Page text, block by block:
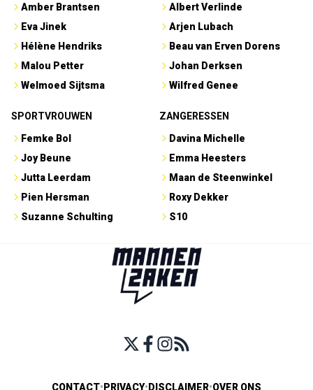
Amber Brantsen
Eva Jinek
Hélène Hendriks
Malou Petter
Welmoed Sijtsma
Albert Verlinde
Arjen Lubach
Beau van Erven Dorens
Johan Derksen
Wilfred Genee
SPORTVROUWEN
Femke Bol
Joy Beune
Jutta Leerdam
Pien Hersman
Suzanne Schulting
ZANGERESSEN
Davina Michelle
Emma Heesters
Maan de Steenwinkel
Roxy Dekker
S10
CONTACT•PRIVACY•DISCLAIMER•OVER ONS